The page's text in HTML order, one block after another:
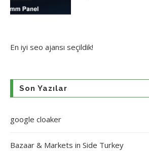
En iyi seo ajansı seçildik!
Son Yazılar
google cloaker
Bazaar & Markets in Side Turkey